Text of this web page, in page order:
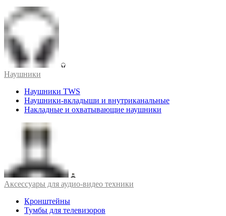
Наушники
Наушники TWS
Наушники-вкладыши и внутриканальные
Накладные и охватывающие наушники
Аксессуары для аудио-видео техники
Кронштейны
Тумбы для телевизоров